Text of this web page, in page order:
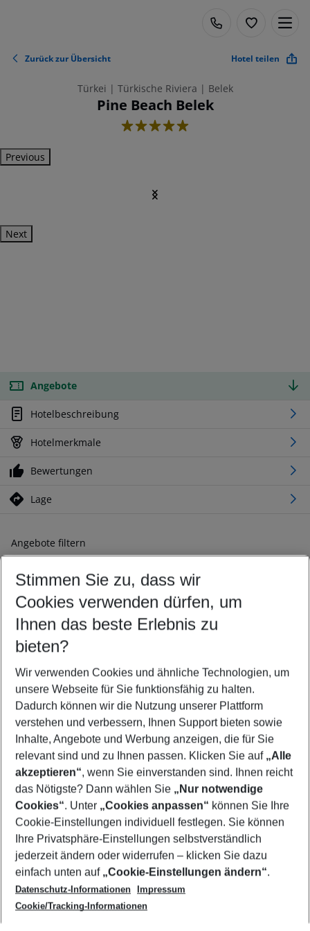
Zurück zur Übersicht Hotel teilen
Türkei | Türkische Riviera | Belek
Pine Beach Belek
5
Previous
Next
Angebote
Hotelbeschreibung
Hotelmerkmale
Bewertungen
Lage
Angebote filtern
Ändern Sie Ihre Kriterien nach Ihren Wünschen
Abflughafen wählen
Beliebiger Abflughafen
Reisezeitraum wählen
10.08.26– 08.08.27 5-8 Nächte
2 Erwachsene Keine Kinder
Mehr Filter anzeigen
Footer
Footer navigation
Über uns
AGB
Cookie-Einstellungen ändern
Cookie-Richtlinie
Datenschutz
Service & Hilfe
Barrierefreies Reisen
Check-in
Folgen Sie uns
Stimmen Sie zu, dass wir
Cookies verwenden dürfen, um
Ihnen das beste Erlebnis zu
bieten?
Wir verwenden Cookies und ähnliche Technologien, um
unsere Webseite für Sie funktionsfähig zu halten.
Dadurch können wir die Nutzung unserer Plattform
verstehen und verbessern, Ihnen Support bieten sowie
Inhalte, Angebote und Werbung anzeigen, die für Sie
relevant sind und zu Ihnen passen. Klicken Sie auf „Alle
akzeptieren“, wenn Sie einverstanden sind. Ihnen reicht
das Nötigste? Dann wählen Sie „Nur notwendige
Cookies“. Unter „Cookies anpassen“ können Sie Ihre
Cookie-Einstellungen individuell festlegen. Sie können
Ihre Privatsphäre-Einstellungen selbstverständlich
jederzeit ändern oder widerrufen – klicken Sie dazu
einfach unten auf „Cookie-Einstellungen ändern“.
Datenschutz-Informationen
Impressum
Cookie/Tracking-Informationen